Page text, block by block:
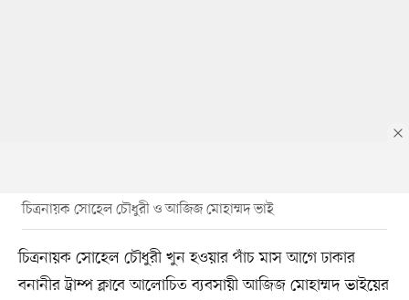
চিত্রনায়ক সোহেল চৌধুরী ও আজিজ মোহাম্মদ ভাই
চিত্রনায়ক সোহেল চৌধুরী খুন হওয়ার পাঁচ মাস আগে ঢাকার
বনানীর ট্রাম্প ক্লাবে আলোচিত ব্যবসায়ী আজিজ মোহাম্মদ ভাইয়ের